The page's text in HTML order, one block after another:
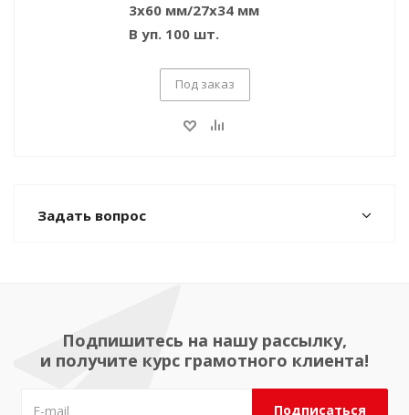
3x60 мм/27x34 мм
В уп. 100 шт.
Под заказ
Задать вопрос
Подпишитесь на нашу рассылку,
и получите курс грамотного клиента!